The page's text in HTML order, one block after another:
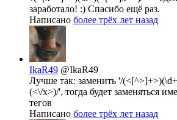
заработало! :) Спасибо ещё раз.
Написано более трёх лет назад
IkaR49 @IkaR49
Лучше так: заменить '/
(<\/x>)/', тогда будет заменяться
тегов
Написано более трёх лет назад